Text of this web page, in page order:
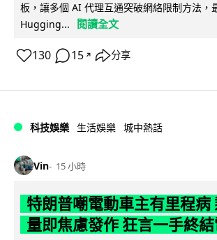
板，讓多個 AI 代理互通突破網絡限制方法，
Hugging...
閱讀全文
130 15 ↗ 分享
科技娛樂 生活娛樂 城中熱話
Vin 15 小時
特朗普嘲電動車主有里程病
量即焦慮發作 狂言一手終